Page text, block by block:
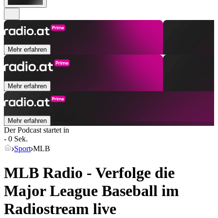
Mehr erfahren
Mehr erfahren
Mehr erfahren
Der Podcast startet in
- 0 Sek.
Sport MLB
MLB Radio - Verfolge die
Major League Baseball im
Radiostream live